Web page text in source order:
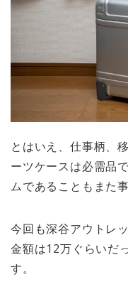
とはいえ、仕事柄、
ーツケースは必需品
ムであることもまた事
今回も深谷アウトレ
金額は12万ぐらいだ
す。